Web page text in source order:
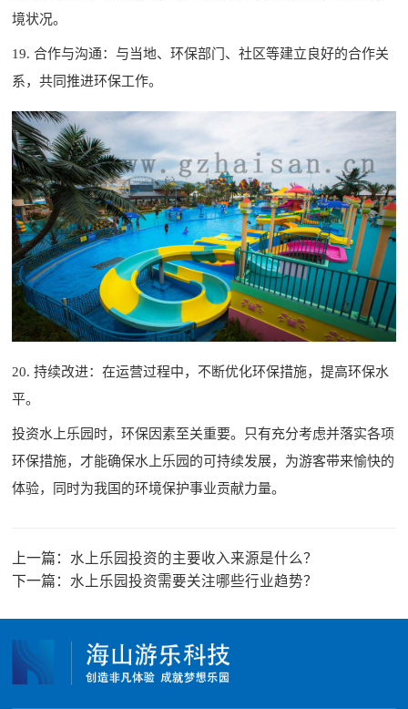
境状况。
19. 合作与沟通：与当地、环保部门、社区等建立良好的合作关
系，共同推进环保工作。
20. 持续改进：在运营过程中，不断优化环保措施，提高环保水
平。
投资水上乐园时，环保因素至关重要。只有充分考虑并落实各项
环保措施，才能确保水上乐园的可持续发展，为游客带来愉快的
体验，同时为我国的环境保护事业贡献力量。
上一篇： 水上乐园投资的主要收入来源是什么？
下一篇： 水上乐园投资需要关注哪些行业趋势？